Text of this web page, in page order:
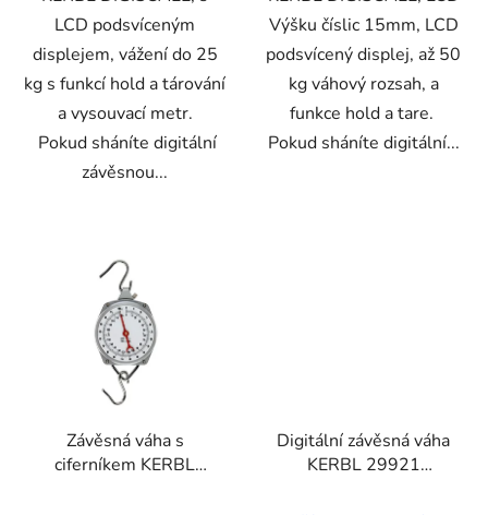
LCD podsvíceným
displejem, vážení do 25
kg s funkcí hold a tárování
a vysouvací metr.
Pokud sháníte digitální
závěsnou...
Výšku číslic 15mm, LCD
podsvícený displej, až 50
kg váhový rozsah, a
funkce hold a tare.
Pokud sháníte digitální...
Závěsná váha s
ciferníkem KERBL
Digitální závěsná váha
KERBL 29921